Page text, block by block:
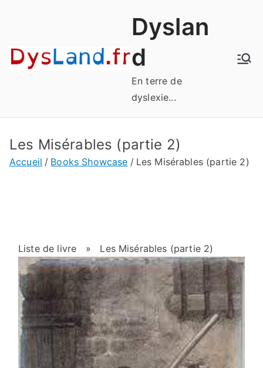
Dyslan
d
En terre de
dyslexie...
Les Misérables (partie 2)
Accueil Books Showcase Les Misérables (partie 2)
Liste de livre » Les Misérables (partie 2)